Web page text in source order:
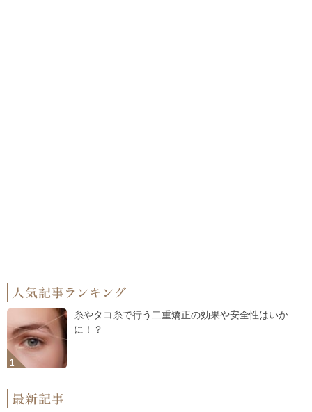
糸やタコ糸で行う二重矯正の効果や安全性はいか
に！？